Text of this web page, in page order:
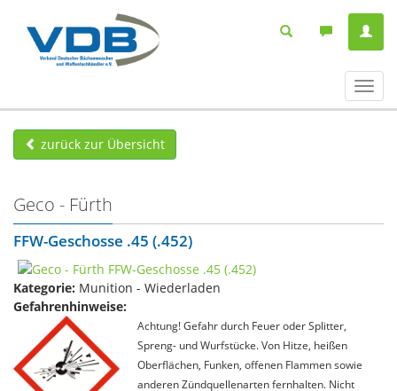
ein-/
zurück zur Übersicht
Geco - Fürth
FFW-Geschosse .45 (.452)
Kategorie: Munition - Wiederladen
Gefahrenhinweise:
Achtung! Gefahr durch Feuer oder Splitter,
Spreng- und Wurfstücke. Von Hitze, heißen
Oberflächen, Funken, offenen Flammen sowie
anderen Zündquellenarten fernhalten. Nicht